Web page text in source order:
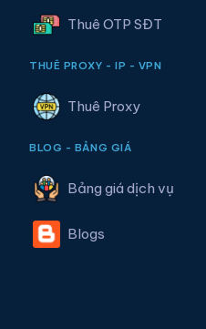
Thuê OTP SĐT
THUÊ PROXY - IP - VPN
Thuê Proxy
BLOG - BẢNG GIÁ
Bảng giá dịch vụ
Blogs
🚀 **Tăng Follow/
follow uy tín.
❤️ **Tăng Tim/Like
viral cho video.
👀 **Tăng View/Lượt
hướng nhanh chóng.
💬 **Tăng Comment/
thảo luận sôi nổi.
👁️ **Tăng Mắt
Khách Hàng Nói Gì Về